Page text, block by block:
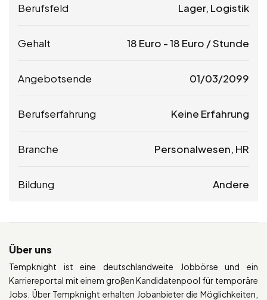
Berufsfeld Lager, Logistik
Gehalt 18 Euro -18 Euro / Stunde
Angebotsende 01/03/2099
Berufserfahrung Keine Erfahrung
Branche Personalwesen, HR
Bildung Andere
Über uns
Tempknight ist eine deutschlandweite Jobbörse und ein
Karriereportal mit einem großen Kandidatenpool für temporäre
Jobs. Über Tempknight erhalten Jobanbieter die Möglichkeiten,